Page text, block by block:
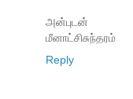
அன்புடன்
மீனாட்சிசுந்தரம்
Reply